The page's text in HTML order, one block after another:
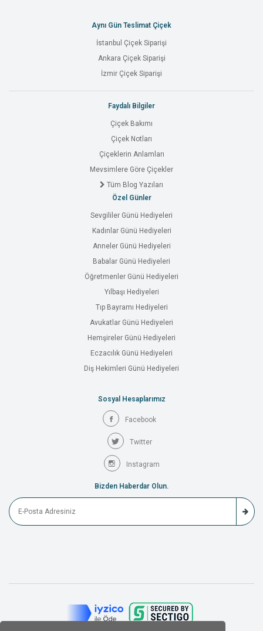
Aynı Gün Teslimat Çiçek
İstanbul Çiçek Siparişi
Ankara Çiçek Siparişi
İzmir Çiçek Siparişi
Faydalı Bilgiler
Çiçek Bakımı
Çiçek Notları
Çiçeklerin Anlamları
Mevsimlere Göre Çiçekler
Tüm Blog Yazıları
Özel Günler
Sevgililer Günü Hediyeleri
Kadınlar Günü Hediyeleri
Anneler Günü Hediyeleri
Babalar Günü Hediyeleri
Öğretmenler Günü Hediyeleri
Yılbaşı Hediyeleri
Tıp Bayramı Hediyeleri
Avukatlar Günü Hediyeleri
Hemşireler Günü Hediyeleri
Eczacılık Günü Hediyeleri
Diş Hekimleri Günü Hediyeleri
Sosyal Hesaplarımız
Facebook
Twitter
Instagram
Bizden Haberdar Olun.